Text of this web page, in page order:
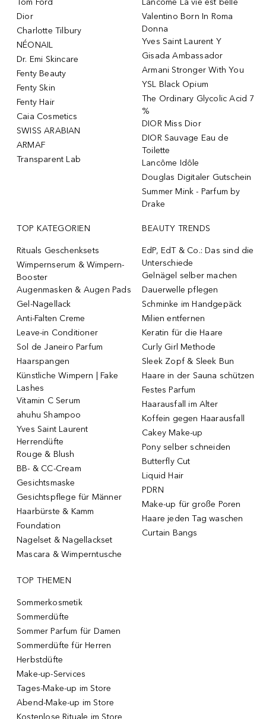
Tom Ford
Dior
Charlotte Tilbury
NÉONAIL
Dr. Emi Skincare
Fenty Beauty
Fenty Skin
Fenty Hair
Caia Cosmetics
SWISS ARABIAN
ARMAF
Transparent Lab
Lancôme La vie est belle
Valentino Born In Roma
Donna
Yves Saint Laurent Y
Gisada Ambassador
Armani Stronger With You
YSL Black Opium
The Ordinary Glycolic Acid 7
%
DIOR Miss Dior
DIOR Sauvage Eau de
Toilette
Lancôme Idôle
Douglas Digitaler Gutschein
Summer Mink - Parfum by
Drake
TOP KATEGORIEN
Rituals Geschenksets
Wimpernserum & Wimpern-
Booster
Augenmasken & Augen Pads
Gel-Nagellack
Anti-Falten Creme
Leave-in Conditioner
Sol de Janeiro Parfum
Haarspangen
Künstliche Wimpern | Fake
Lashes
Vitamin C Serum
ahuhu Shampoo
Yves Saint Laurent
Herrendüfte
Rouge & Blush
BB- & CC-Cream
Gesichtsmaske
Gesichtspflege für Männer
Haarbürste & Kamm
Foundation
Nagelset & Nagellackset
Mascara & Wimperntusche
BEAUTY TRENDS
EdP, EdT & Co.: Das sind die
Unterschiede
Gelnägel selber machen
Dauerwelle pflegen
Schminke im Handgepäck
Milien entfernen
Keratin für die Haare
Curly Girl Methode
Sleek Zopf & Sleek Bun
Haare in der Sauna schützen
Festes Parfum
Haarausfall im Alter
Koffein gegen Haarausfall
Cakey Make-up
Pony selber schneiden
Butterfly Cut
Liquid Hair
PDRN
Make-up für große Poren
Haare jeden Tag waschen
Curtain Bangs
TOP THEMEN
Sommerkosmetik
Sommerdüfte
Sommer Parfum für Damen
Sommerdüfte für Herren
Herbstdüfte
Make-up-Services
Tages-Make-up im Store
Abend-Make-up im Store
Kostenlose Rituale im Store